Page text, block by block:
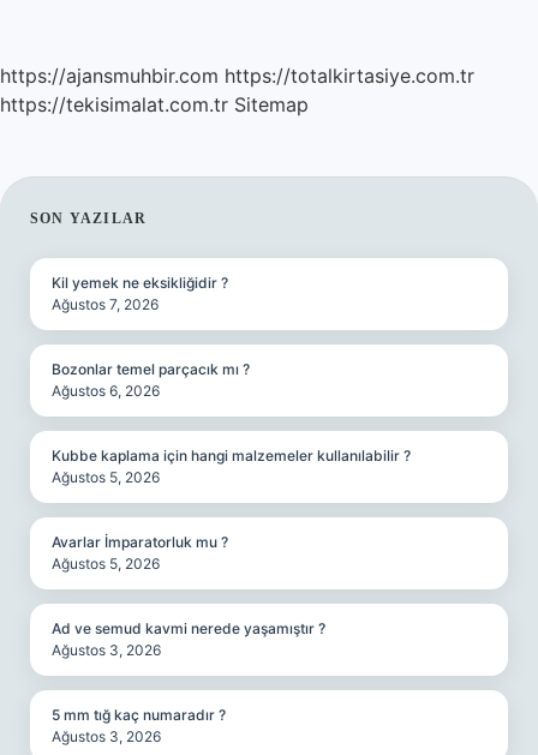
https://ajansmuhbir.com https://totalkirtasiye.com.tr
https://tekisimalat.com.tr Sitemap
SIDEBAR
SON YAZILAR
Kil yemek ne eksikliğidir ?
Ağustos 7, 2026
Bozonlar temel parçacık mı ?
Ağustos 6, 2026
Kubbe kaplama için hangi malzemeler kullanılabilir ?
Ağustos 5, 2026
Avarlar İmparatorluk mu ?
Ağustos 5, 2026
Ad ve semud kavmi nerede yaşamıştır ?
Ağustos 3, 2026
5 mm tığ kaç numaradır ?
Ağustos 3, 2026